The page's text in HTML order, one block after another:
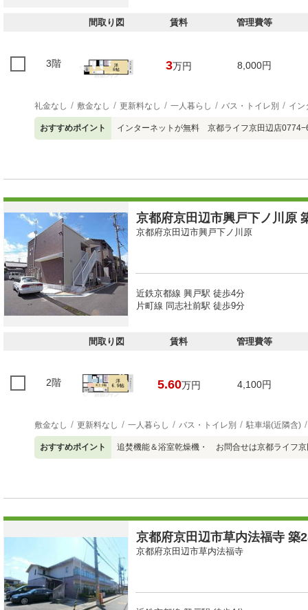
間取り図 賃料 管理費等
3階 3万円 8,000円
礼金なし 敷金なし 更新料なし 一人暮らし バス・トイレ別 イン
おすすめポイント インターネットが無料 京都ライフ京田辺店
京都府京田辺市興戸下ノ川原
京都府京田辺市興戸下ノ川原
近鉄京都線 興戸駅 徒歩4分
片町線 同志社前駅 徒歩9分
間取り図 賃料 管理費等
2階 5.60万円 4,100円
敷金なし 更新料なし 一人暮らし バス・トイレ別 駐車場(近隣含)
おすすめポイント 追焚機能＆浴室乾燥機・ お問合せは京都ライフ
京都府京田辺市草内法福寺 築
京都府京田辺市草内法福寺